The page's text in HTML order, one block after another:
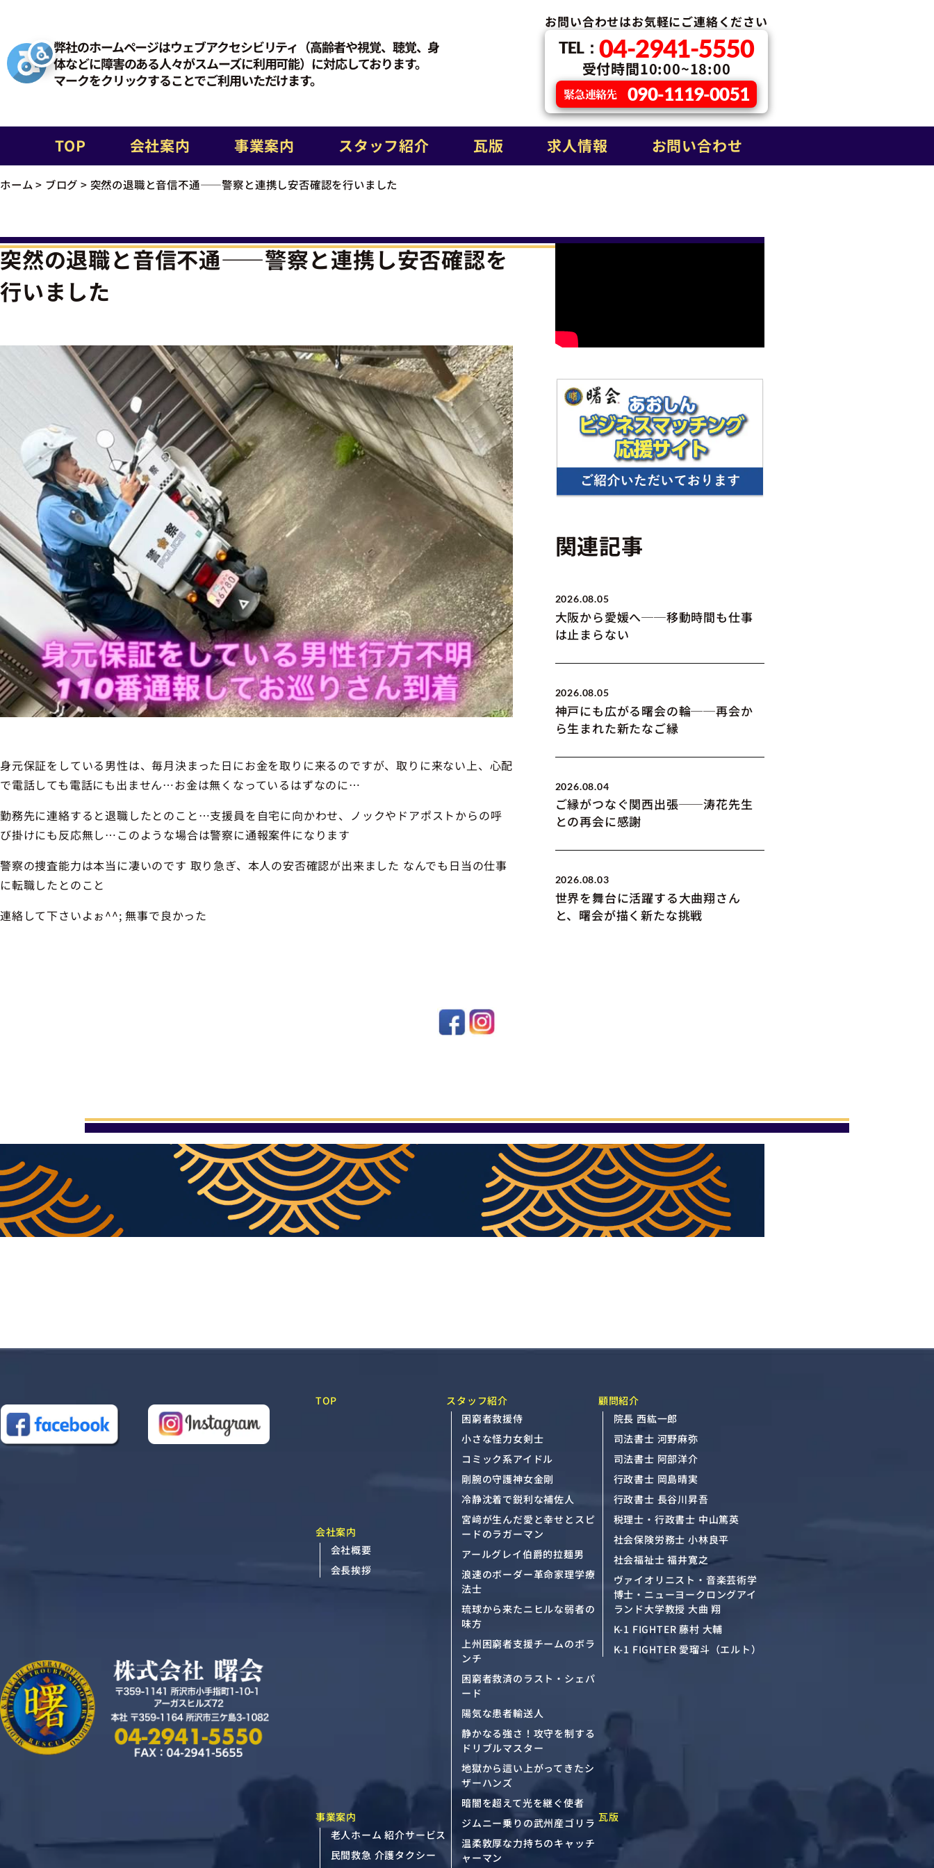
弊社のホームページはウェブアクセシビリティ（高齢者や視覚、聴覚、身
体などに障害のある人々がスムーズに利用可能）に対応しております。
マークをクリックすることでご利用いただけます。
お問い合わせはお気軽にご連絡ください
TEL： 04-2941-5550
受付時間10:00~18:00
緊急連絡先 090-1119-0051
TOP 会社案内 事業案内 スタッフ紹介 瓦版 求人情報 お問い合わせ
ホーム > ブログ > 突然の退職と音信不通――警察と連携し安否確認を行いました
突然の退職と音信不通――警察と連携し安否確認を
行いました
身元保証をしている男性は、毎月決まった日にお金を取りに来るのですが、取りに来ない上、心配
で電話しても電話にも出ません…お金は無くなっているはずなのに…
勤務先に連絡すると退職したとのこと…支援員を自宅に向かわせ、ノックやドアポストからの呼
び掛けにも反応無し…このような場合は警察に通報案件になります
警察の捜査能力は本当に凄いのです 取り急ぎ、本人の安否確認が出来ました なんでも日当の仕事
に転職したとのこと
連絡して下さいよぉ^^; 無事で良かった
関連記事
2026.08.05
大阪から愛媛へ──移動時間も仕事
は止まらない
2026.08.05
神戸にも広がる曙会の輪──再会か
ら生まれた新たなご縁
2026.08.04
ご縁がつなぐ関西出張──涛花先生
との再会に感謝
2026.08.03
世界を舞台に活躍する大曲翔さん
と、曙会が描く新たな挑戦
TOP
会社案内
会社概要
会長挨拶
事業案内
老人ホーム 紹介サービス
民間救急 介護タクシー
スタッフ紹介
困窮者救援侍
小さな怪力女剣士
コミック系アイドル
剛腕の守護神女金剛
冷静沈着で鋭利な補佐人
宮﨑が生んだ愛と幸せとスピ
ードのラガーマン
アールグレイ伯爵的拉麺男
浪速のボーダー革命家理学療
法士
琉球から来たニヒルな弱者の
味方
上州困窮者支援チームのボラ
ンチ
困窮者救済のラスト・シェパ
ード
陽気な患者輸送人
静かなる強さ！攻守を制する
ドリブルマスター
地獄から這い上がってきたシ
ザーハンズ
暗闇を超えて光を継ぐ使者
ジムニー乗りの武州産ゴリラ
温柔敦厚な力持ちのキャッチ
ャーマン
顧問紹介
院長 西紘一郎
司法書士 河野麻弥
司法書士 阿部洋介
行政書士 岡島晴実
行政書士 長谷川昇吾
税理士・行政書士 中山篤英
社会保険労務士 小林良平
社会福祉士 福井寛之
ヴァイオリニスト・音楽芸術学
博士・ニューヨークロングアイ
ランド大学教授 大曲 翔
K-1 FIGHTER 藤村 大輔
K-1 FIGHTER 愛瑠斗（エルト）
瓦版